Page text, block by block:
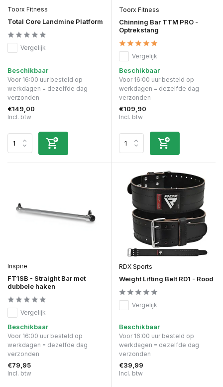
Toorx Fitness
Total Core Landmine Platform
Vergelijk
Beschikbaar
Voor 16:00 uur besteld op
werkdagen = dezelfde dag
verzonden
€149,00
Incl. btw
Toorx Fitness
Chinning Bar TTM PRO -
Optrekstang
Vergelijk
Beschikbaar
Voor 16:00 uur besteld op
werkdagen = dezelfde dag
verzonden
€109,90
Incl. btw
Inspire
FT1SB - Straight Bar met
dubbele haken
Vergelijk
Beschikbaar
Voor 16:00 uur besteld op
werkdagen = dezelfde dag
verzonden
€79,95
Incl. btw
RDX Sports
Weight Lifting Belt RD1 - Rood
Vergelijk
Beschikbaar
Voor 16:00 uur besteld op
werkdagen = dezelfde dag
verzonden
€39,99
Incl. btw